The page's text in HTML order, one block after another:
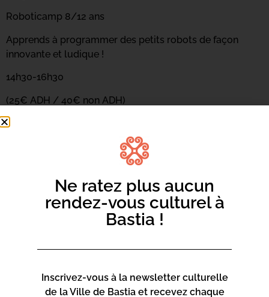
Roboticamp 8/12 ans
Apprends à programmer des petits robots de façon
innovante et ludique !
14h30-16h30
(25€ ADH / 40€ non ADH)
Salle 104
Ne ratez plus aucun
rendez-vous culturel à
Bastia !
Inscrivez-vous à la newsletter culturelle
de la Ville de Bastia et recevez chaque